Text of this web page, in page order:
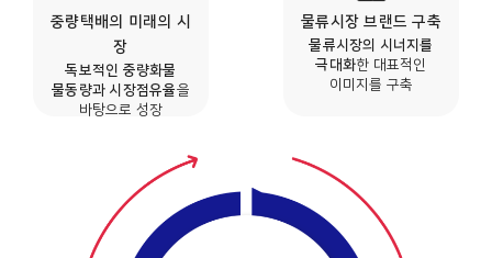
중량택배의 미래의 시
장
독보적인 중량화물
물동량과 시장점유율을
바탕으로 성장
물류시장 브랜드 구축
물류시장의 시너지를
극대화한 대표적인
이미지를 구축